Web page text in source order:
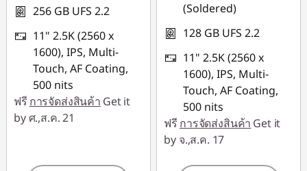
256 GB UFS 2.2
11" 2.5K (2560 x
1600), IPS, Multi-
Touch, AF Coating,
500 nits
ฟรี การจัดส่งสินค้า Get it
by ศ.,ส.ค. 21
(Soldered)
128 GB UFS 2.2
11" 2.5K (2560 x
1600), IPS, Multi-
Touch, AF Coating,
500 nits
ฟรี การจัดส่งสินค้า Get it
by จ.,ส.ค. 17